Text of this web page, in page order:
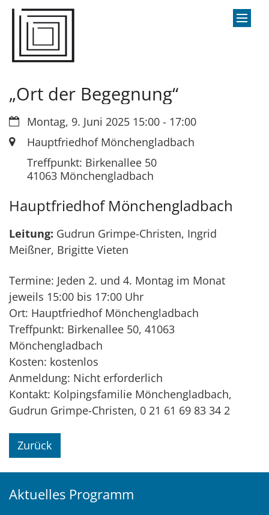
Zum Inhalt springen
„Ort der Begegnung“
Datum:Montag, 9. Juni 2025 15:00 - 17:00
Ort: Hauptfriedhof Mönchengladbach
Treffpunkt: Birkenallee 50
41063 Mönchengladbach
Hauptfriedhof Mönchengladbach
Leitung: Gudrun Grimpe-Christen, Ingrid
Meißner, Brigitte Vieten
Termine: Jeden 2. und 4. Montag im Monat
jeweils 15:00 bis 17:00 Uhr
Ort: Hauptfriedhof Mönchengladbach
Treffpunkt: Birkenallee 50, 41063
Mönchengladbach
Kosten: kostenlos
Anmeldung: Nicht erforderlich
Kontakt: Kolpingsfamilie Mönchengladbach,
Gudrun Grimpe-Christen, 0 21 61 69 83 34 2
Zurück
Aktuelles Programm